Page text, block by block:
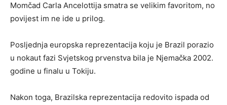
Momčad Carla Ancelottija smatra se velikim favoritom, no
povijest im ne ide u prilog.
Posljednja europska reprezentacija koju je Brazil porazio
u nokaut fazi Svjetskog prvenstva bila je Njemačka 2002.
godine u finalu u Tokiju.
Nakon toga, Brazilska reprezentacija redovito ispada od